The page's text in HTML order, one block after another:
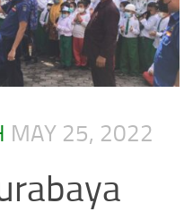
MAY 25, 2022